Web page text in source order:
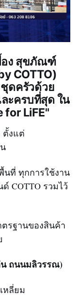
อง สุขภัณฑ์
COTTO)
ชุดครัวด้วย
ะครบที่สุด ใน
for LiFE"
ตั้งแต่
นที่ ทุกการใช้งาน
COTTO รวมไว้
รฐานของสินค้า
ถนนมลิวรรณ)
หลี่ยม